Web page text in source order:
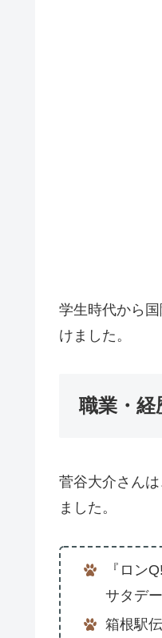
学生時代から
けました。
職業・経
菅谷大介さん
ました。
『ロン
サタデ
箱根駅